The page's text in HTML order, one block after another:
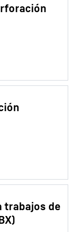
trabajos de